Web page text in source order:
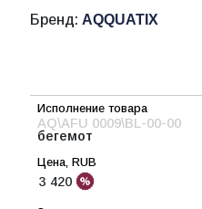
Бренд: AQQUATIX
AQ\AFU 0009\BL-00-00
бегемот
3 420